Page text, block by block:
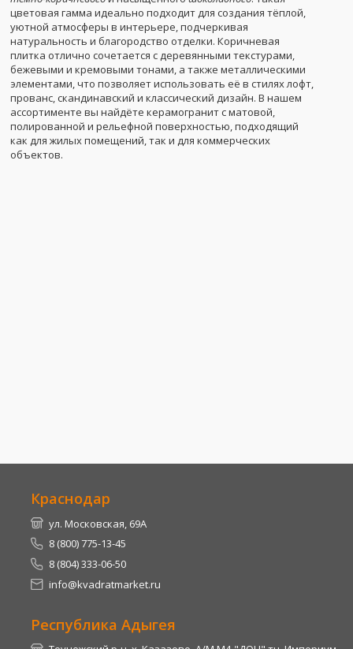
цветовая гамма идеально подходит для создания тёплой,
уютной атмосферы в интерьере, подчеркивая
натуральность и благородство отделки. Коричневая
плитка отлично сочетается с деревянными текстурами,
бежевыми и кремовыми тонами, а также металлическими
элементами, что позволяет использовать её в стилях лофт,
прованс, скандинавский и классический дизайн. В нашем
ассортименте вы найдёте керамогранит с матовой,
полированной и рельефной поверхностью, подходящий
как для жилых помещений, так и для коммерческих
объектов.
Краснодар
ул. Московская, 69А
8 (800) 775-13-45
8 (804) 333-06-50
info@kvadratmarket.ru
Республика Адыгея